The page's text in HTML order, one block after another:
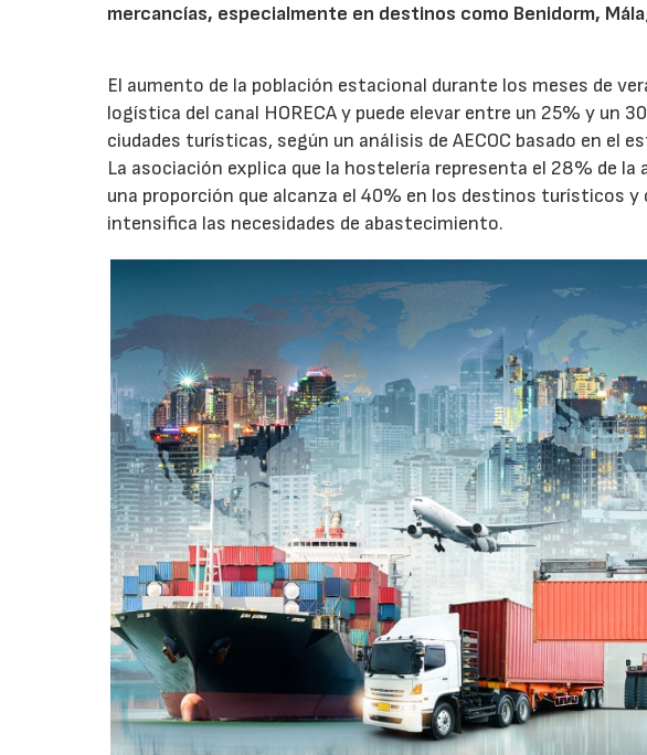
mercancías, especialmente en destinos como Benidorm,
El aumento de la población estacional durante los meses de
logística del canal HORECA y puede elevar entre un 25% y un
ciudades turísticas, según un análisis de AECOC basado en el
La asociación explica que la hostelería representa el 28% de
una proporción que alcanza el 40% en los destinos turísticos
intensifica las necesidades de abastecimiento.
27/